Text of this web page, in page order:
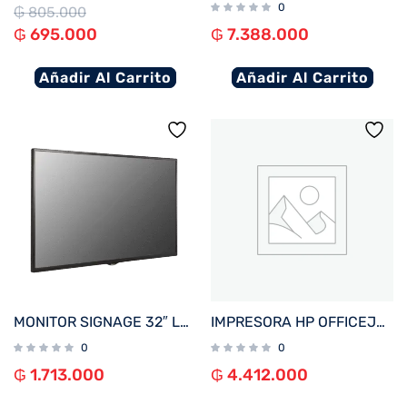
₲805.000
₲ 695.000
Añadir Al Carrito
0
₲ 7.388.000
Añadir Al Carrito
MONITOR SIGNAGE 32″ LG 32SM5C FHD/USB/HDMI/DP/SD/NE
0
₲ 1.713.000
IMPRESORA HP OFFICEJET PRO 9730 IMP/COP/SCA/USB/RED/WIFI/BIVOLT + 4 TINTAS
0
₲ 4.412.000